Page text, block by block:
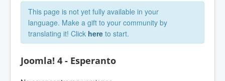
This page is not yet fully available in your
language. Make a gift to your community by
translating it! Click here to start.
Joomla! 4 - Esperanto